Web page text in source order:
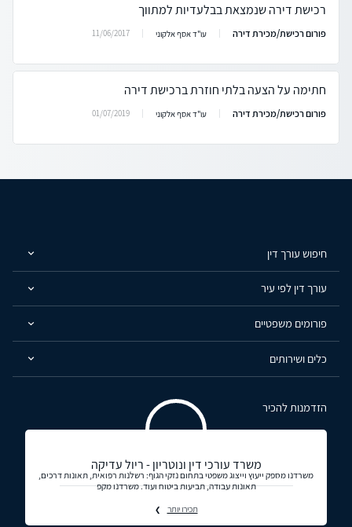
רכישת דירה שנמצאת בבלעדיות למתווך
פורום רכישת/מכירת דירה עו"ד אסף אלקוני 11/06/2017
חתימה על הצעה בלתי חוזרת ברכישת דירה
פורום רכישת/מכירת דירה עו"ד אסף אלקוני 01/07/2019
חיפוש עורך דין
עורך דין לפי עיר
פורומים משפטיים
כלים ושירותים
הזדמנות להכיר
משרד עורכי דין ונוטריון - ריול עדיקה
משרדנו מספק ייעוץ וייצוג משפטי בתחום נזקי הגוף: רשלנות רפואית, תאונות דרכים,
תאונות עבודה, תביעות ביטוח ועוד. משרדנו מקפ
תכירו יותר